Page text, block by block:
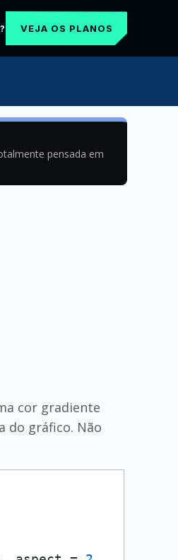
VEJA OS PLANOS
pensada em
cor gradiente
do gráfico. Não